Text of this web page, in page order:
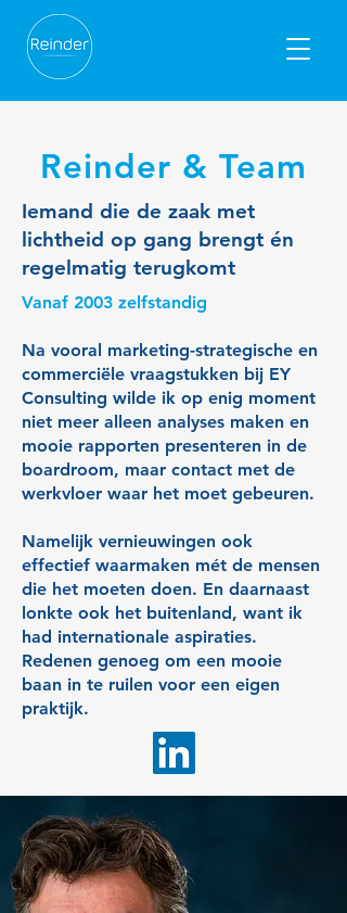
Reinder & Team
Iemand die de zaak met
lichtheid op gang brengt én
regelmatig terugkomt
Vanaf 2003 zelfstandig
Na vooral marketing-strategische en
commerciële vraagstukken bij EY
Consulting wilde ik op enig moment
niet meer alleen analyses maken en
mooie rapporten presenteren in de
boardroom, maar contact met de
werkvloer waar het moet gebeuren.
Namelijk vernieuwingen ook
effectief waarmaken mét de mensen
die het moeten doen. En daarnaast
lonkte ook het buitenland, want ik
had internationale aspiraties.
Redenen genoeg om een mooie
baan in te ruilen voor een eigen
praktijk.